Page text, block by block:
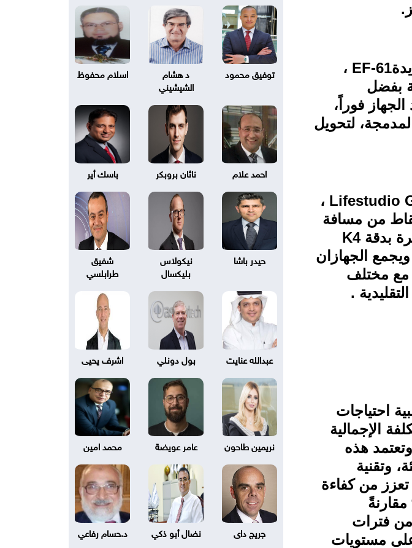
EF-61 ،
بفضل
الجهاز فوراً،
المدمجة، لتحويل
Lifestudio ،
من مسافة
بدقة 4 K
إلى 150 بوصة. ويجمع الجهازان
مع مختلف
.
احتياجات
الإجمالية
تكاليف الطباعة بنسبة تصل إلى 90%. وتعتمد هذه
وتقنية
من كفاءة
استهلاك الطاقة بنسبة تصل إلى 96% مقارنةً
من فترات
مستويات
توفيق محمود
د هشام
الشيشيني
اسلام محفوظ
احمد علام ناثان بروبكر باسك أير
حيدر باشا
نيكولاس
بليكسال
شفيق
طرابلسي
عبدالله عنايت بول دونلي اشرف يحيى
نريمين طاحون عامر عويضة محمد امين
جريج داى نضال أبو ذكي د.حسام رفاعي